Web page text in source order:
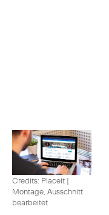
Credits: Placeit |
Montage, Ausschnitt
bearbeitet